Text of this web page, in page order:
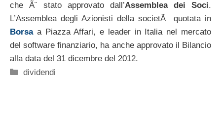
che Ã¨ stato approvato dall’Assemblea dei Soci.
L’Assemblea degli Azionisti della societÃ quotata in
Borsaa Piazza Affari, e leader in Italia nel mercato
del software finanziario, ha anche approvato il Bilancio
alla data del 31 dicembre del 2012.
Categorie
dividendi